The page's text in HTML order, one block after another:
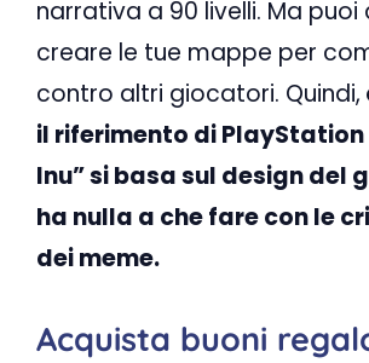
narrativa a 90 livelli. Ma puoi
creare le tue mappe per
contro altri giocatori. Quindi,
il riferimento di PlayStation
Inu” si basa sul design del
ha nulla a che fare con le
dei meme.
Acquista buoni